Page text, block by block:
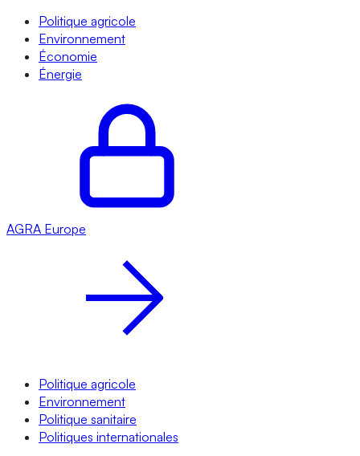
Politique agricole
Environnement
Économie
Énergie
AGRA Europe
Politique agricole
Environnement
Politique sanitaire
Politiques internationales